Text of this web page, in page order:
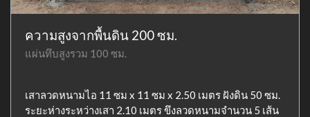
ความสูงจากพื้นดิน 200 ซม.
แผ่นทึบสูงรวม 100 ซม.
เสาลวดหนามไอ 11 ซม x 11 ซม x 2.50 เมตร ฝังดิน 50 ซม.
ระยะห่างระหว่างเสา 2.10 เมตร ขึงลวดหนามจำนวน 5 เส้น